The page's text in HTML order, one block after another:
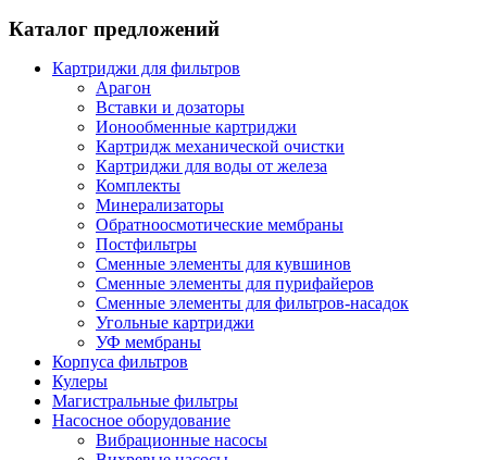
Каталог предложений
Картриджи для фильтров
Арагон
Вставки и дозаторы
Ионообменные картриджи
Картридж механической очистки
Картриджи для воды от железа
Комплекты
Минерализаторы
Обратноосмотические мембраны
Постфильтры
Сменные элементы для кувшинов
Сменные элементы для пурифайеров
Сменные элементы для фильтров-насадок
Угольные картриджи
УФ мембраны
Корпуса фильтров
Кулеры
Магистральные фильтры
Насосное оборудование
Вибрационные насосы